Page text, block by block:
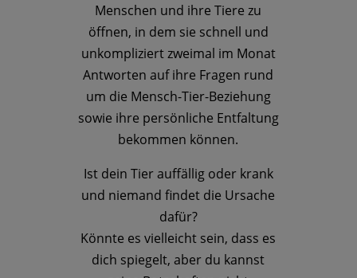
Menschen und ihre Tiere zu
öffnen, in dem sie schnell und
unkompliziert zweimal im Monat
Antworten auf ihre Fragen rund
um die Mensch-Tier-Beziehung
sowie ihre persönliche Entfaltung
bekommen können.
Ist dein Tier auffällig oder krank
und niemand findet die Ursache
dafür?
Könnte es vielleicht sein, dass es
dich spiegelt, aber du kannst